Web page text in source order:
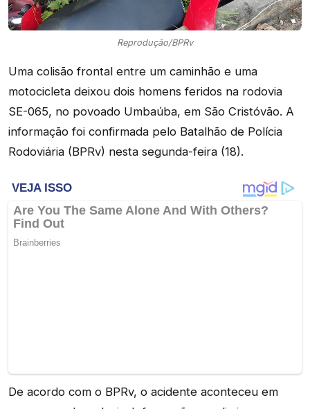
Reprodução/BPRv
Uma colisão frontal entre um caminhão e uma
motocicleta deixou dois homens feridos na rodovia
SE-065, no povoado Umbaúba, em São Cristóvão. A
informação foi confirmada pelo Batalhão de Polícia
Rodoviária (BPRv) nesta segunda-feira (18).
De acordo com o BPRv, o acidente aconteceu em